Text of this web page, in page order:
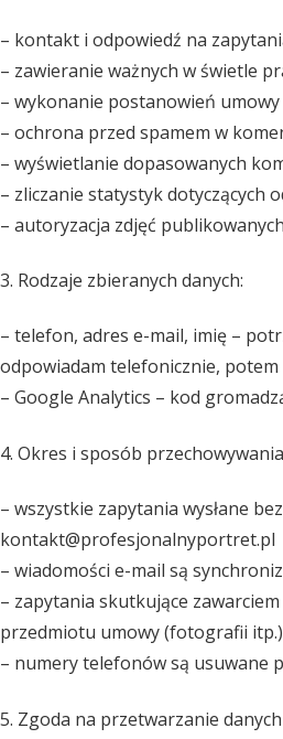
– kontakt i odpowiedź na
– zawieranie ważnych w świetle
– wykonanie postanowień umowy
– ochrona przed spamem w
– wyświetlanie dopasowanych
– zliczanie statystyk dotyczących
– autoryzacja zdjęć
3. Rodzaje zbieranych danych:
– telefon, adres e-mail, imię –
odpowiadam telefonicznie,
– Google Analytics – kod
4. Okres i sposób
– wszystkie zapytania wysłane
kontakt@profesjonalnyportret.pl
– wiadomości e-mail są
– zapytania skutkujące
przedmiotu umowy (fotografii itp.)
– numery telefonów są usuwane
5. Zgoda na przetwarzanie